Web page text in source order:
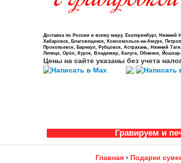
Доставка по России и всему миру. Екатеринбург,
Хабаровск, Благовещенск, Комсомольск-на-Амуре,
Прокопьевск, Барнаул, Рубцовск, Астрахань, Нижний
Липецк, Орёл, Курск, Владимир, Калуга, Обнинск,
Цены на сайте указаны без учета
Гравируем и
Главная › Подарки